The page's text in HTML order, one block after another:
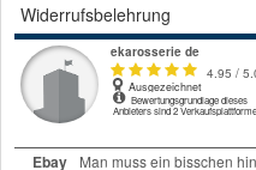
Widerrufsbelehrung